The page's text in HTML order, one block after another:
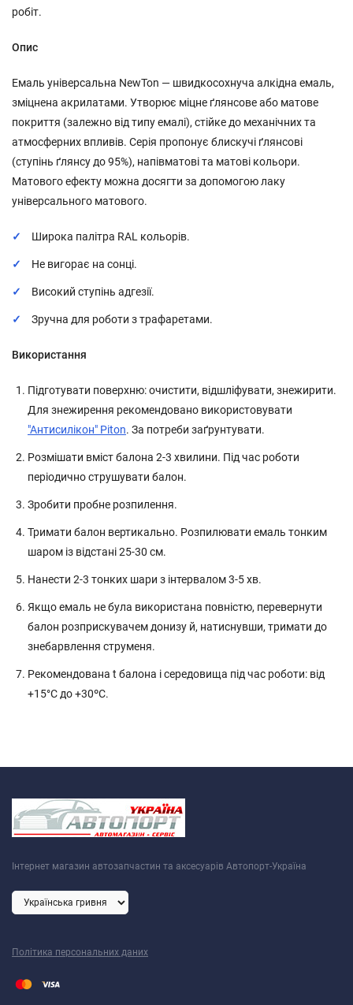
робіт.
Опис
Емаль універсальна NewTon — швидкосохнуча алкідна емаль,
зміцнена акрилатами. Утворює міцне ґлянсове або матове
покриття (залежно від типу емалі), стійке до механічних та
атмосферних впливів. Серія пропонує блискучі ґлянсові
(ступінь ґлянсу до 95%), напівматові та матові кольори.
Матового ефекту можна досягти за допомогою лаку
універсального матового.
Широка палітра RAL кольорів.
Не вигорає на сонці.
Високий ступінь адгезії.
Зручна для роботи з трафаретами.
Використання
Підготувати поверхню: очистити, відшліфувати, знежирити.
Для знежирення рекомендовано використовувати
"Антисилікон" Piton. За потреби заґрунтувати.
Розмішати вміст балона 2-3 хвилини. Під час роботи
періодично струшувати балон.
Зробити пробне розпилення.
Тримати балон вертикально. Розпилювати емаль тонким
шаром із відстані 25-30 см.
Нанести 2-3 тонких шари з інтервалом 3-5 хв.
Якщо емаль не була використана повністю, перевернути
балон розприскувачем донизу й, натиснувши, тримати до
знебарвлення струменя.
Рекомендована t балона і середовища під час роботи: від
+15°C до +30ºС.
Інтернет магазин автозапчастин та аксесуарів Автопорт-Україна
Політика персональних даних